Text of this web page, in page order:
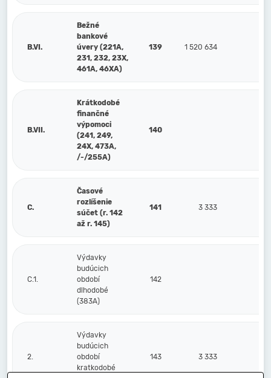
B.VI.
Bežné
bankové
úvery (221A,
231, 232, 23X,
461A, 46XA)
139 1 520 634
B.VII.
Krátkodobé
finančné
výpomoci
(241, 249,
24X, 473A,
/-/255A)
140
C.
Časové
rozlíšenie
súčet (r. 142
až r. 145)
141 3 333
C.1.
Výdavky
budúcich
období
dlhodobé
(383A)
142
2.
Výdavky
budúcich
období
kratkodobé
143 3 333